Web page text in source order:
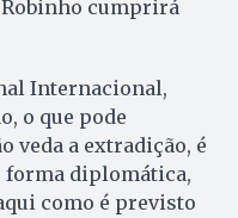
cumprirá
Internacional,
o que pode
veda a extradição, é
forma diplomática,
como é previsto